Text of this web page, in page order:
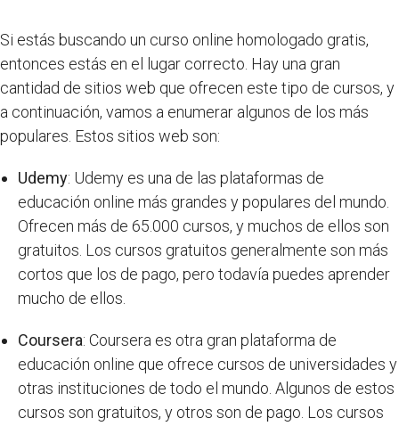
Si estás buscando un curso online homologado gratis,
entonces estás en el lugar correcto. Hay una gran
cantidad de sitios web que ofrecen este tipo de cursos, y
a continuación, vamos a enumerar algunos de los más
populares. Estos sitios web son:
Udemy: Udemy es una de las plataformas de
educación online más grandes y populares del mundo.
Ofrecen más de 65.000 cursos, y muchos de ellos son
gratuitos. Los cursos gratuitos generalmente son más
cortos que los de pago, pero todavía puedes aprender
mucho de ellos.
Coursera: Coursera es otra gran plataforma de
educación online que ofrece cursos de universidades y
otras instituciones de todo el mundo. Algunos de estos
cursos son gratuitos, y otros son de pago. Los cursos